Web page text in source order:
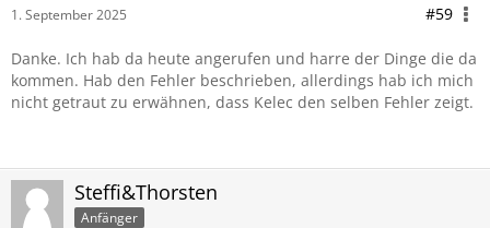
1. September 2025 #59
Danke. Ich hab da heute angerufen und harre der Dinge die da
kommen. Hab den Fehler beschrieben, allerdings hab ich mich
nicht getraut zu erwähnen, dass Kelec den selben Fehler zeigt.
Steffi&Thorsten
Anfänger